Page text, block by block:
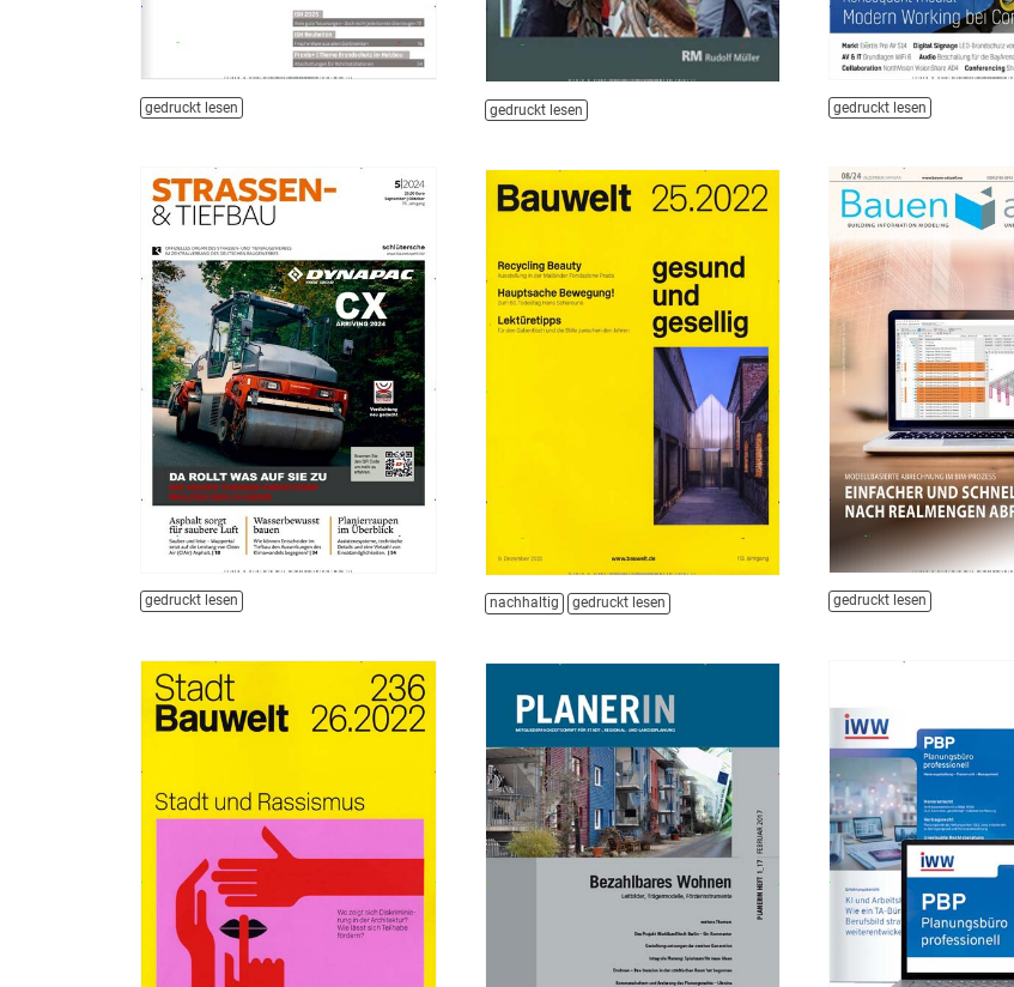
gedruckt lesen gedruckt lesen
gedruckt lesen
gedruckt lesen gedruckt lesen
nachhaltig gedruckt lesen